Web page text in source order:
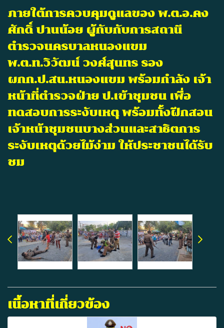
ภายใต้การควบคุมดูแลของ พ.ต.อ.คง
ศักดิ์ ปานน้อย ผู้กับกับการสถานี
ตำรวจนครบาลหนองแขม
พ.ต.ท.วิวัฒน์ วงศ์สุนทร รอง
ผกก.ป.สน.หนองแขม พร้อมกำลัง เจ้า
หน้าที่ตำรวจฝ่าย ป.เข้าชุมชน เพื่อ
ทดสอบการระงับเหตุ พร้อมทั้งฝึกสอน
เจ้าหน้าชุมชนบางส่วนและสาธิตการ
ระงับเหตุด้วยไม้ง่าม ให้ประชาชนได้รับ
ชม
เนื้อหาที่เกี่ยวข้อง